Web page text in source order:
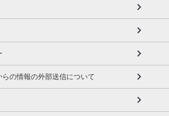
が確認された場合は、サービス利用を停
ジに表示されない場合もございます。予
の情報の外部送信について